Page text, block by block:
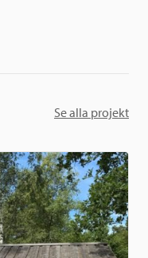
Se alla projekt